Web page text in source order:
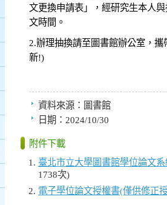
文更換申請表」，經研究生本人
文時間。
2.辦理抽換請至圖書館辦公室，
新!)
資料來源： 圖書館
日期： 2024/10/30
附件下載
臺北市立大學圖書館學位論文
1738次)
電子學位論文授權書(僅供修正